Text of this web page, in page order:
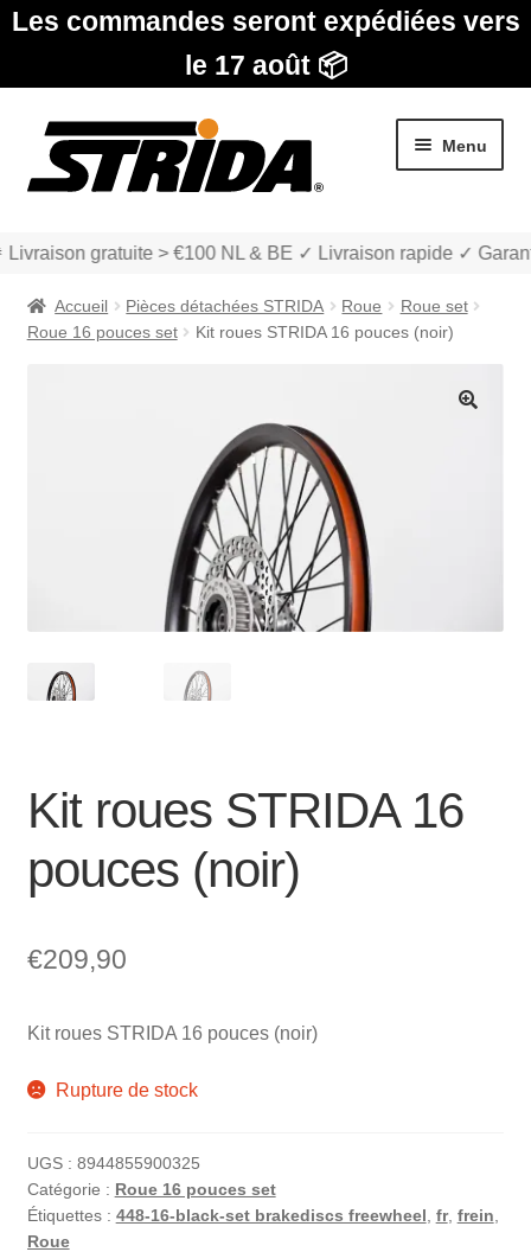
Les commandes seront expédiées vers
le 17 août 📦
Aller
la
Aller
contenu
Menu
Mon compte et Support
gratuite > €100 NL & BE ✓ Livraison rapide ✓
Accueil Pièces détachées STRIDA Roue
Roue set
Roue 16 pouces set
Kit roues STRIDA 16 pouces (noir)
Kit roues STRIDA 16
pouces (noir)
€209,90
Kit roues STRIDA 16 pouces (noir)
Rupture de stock
UGS : 8944855900325
Catégorie : Roue 16 pouces set
Étiquettes : 448-16-black-set brakediscs freewheel fr, frein
Roue